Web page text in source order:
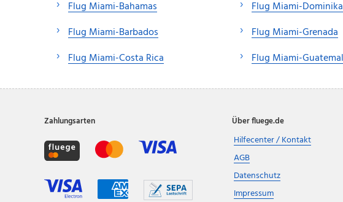
Flug Miami-Bahamas
Flug Miami-Barbados
Flug Miami-Costa Rica
Flug Miami-
Flug Miami-Grenada
Flug Miami-